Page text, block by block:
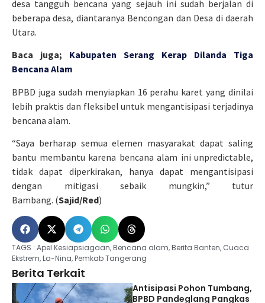
desa tangguh bencana yang sejauh ini sudah berjalan di
beberapa desa, diantaranya Bencongan dan Desa di daerah
Utara.
Baca juga; Kabupaten Serang Kerap Dilanda Tiga
Bencana Alam
BPBD juga sudah menyiapkan 16 perahu karet yang dinilai
lebih praktis dan fleksibel untuk mengantisipasi terjadinya
bencana alam.
“Saya berharap semua elemen masyarakat dapat saling
bantu membantu karena bencana alam ini unpredictable,
tidak dapat diperkirakan, hanya dapat mengantisipasi
dengan mitigasi sebaik mungkin,” tutur
Bambang. (Sajid/Red)
TAGS : Apel Kesiapsiagaan,Bencana alam,Berita Banten, Cuaca
Ekstrem,La-Nina,Pemkab Tangerang
Berita Terkait
Antisipasi Pohon Tumbang,
BPBD Pandeglang Pangkas